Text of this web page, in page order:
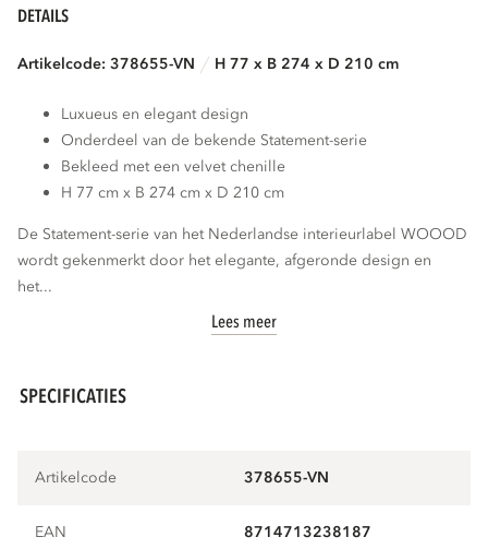
DETAILS
Artikelcode: 378655-VN H 77 x B 274 x D 210 cm
Luxueus en elegant design
Onderdeel van de bekende Statement-serie
Bekleed met een velvet chenille
H 77 cm x B 274 cm x D 210 cm
De Statement-serie van het Nederlandse interieurlabel WOOOD
wordt gekenmerkt door het elegante, afgeronde design en
het...
Lees meer
SPECIFICATIES
Artikelcode 378655-VN
EAN 8714713238187